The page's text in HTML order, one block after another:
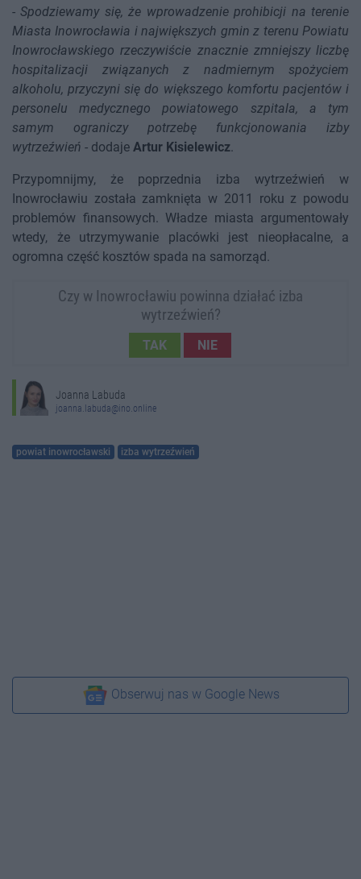
-Spodziewamy się, że wprowadzenie prohibicji na terenie
Miasta Inowrocławia i największych gmin z terenu Powiatu
Inowrocławskiego rzeczywiście znacznie zmniejszy liczbę
hospitalizacji związanych z nadmiernym spożyciem
alkoholu, przyczyni się do większego komfortu pacjentów i
personelu medycznego powiatowego szpitala, a tym
samym ograniczy potrzebę funkcjonowania izby
wytrzeźwień - dodaje Artur Kisielewicz.
Przypomnijmy, że poprzednia izba wytrzeźwień w
Inowrocławiu została zamknięta w 2011 roku z powodu
problemów finansowych. Władze miasta argumentowały
wtedy, że utrzymywanie placówki jest nieopłacalne, a
ogromna część kosztów spada na samorząd.
Czy w Inowrocławiu powinna działać izba
wytrzeźwień?
TAK NIE
Joanna Labuda
joanna.labuda@ino.online
powiat inowrocławski izba wytrzeźwień
Obserwuj nas w Google News